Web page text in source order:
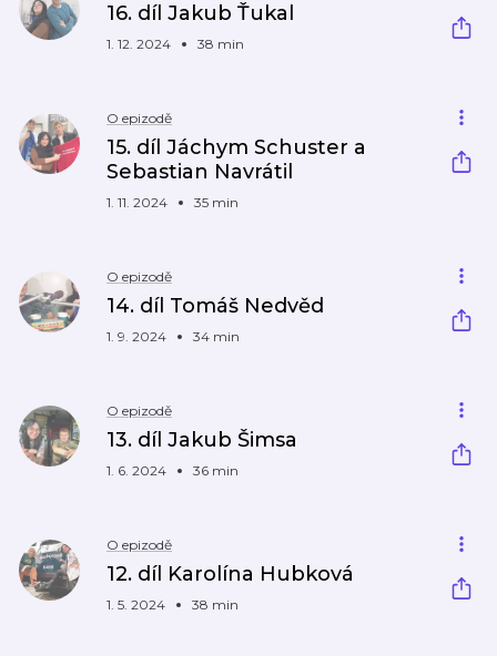
16. díl Jakub Ťukal
1. 12. 2024 38 min
O epizodě
15. díl Jáchym Schuster a
Sebastian Navrátil
1. 11. 2024 35 min
O epizodě
14. díl Tomáš Nedvěd
1. 9. 2024 34 min
O epizodě
13. díl Jakub Šimsa
1. 6. 2024 36 min
O epizodě
12. díl Karolína Hubková
1. 5. 2024 38 min